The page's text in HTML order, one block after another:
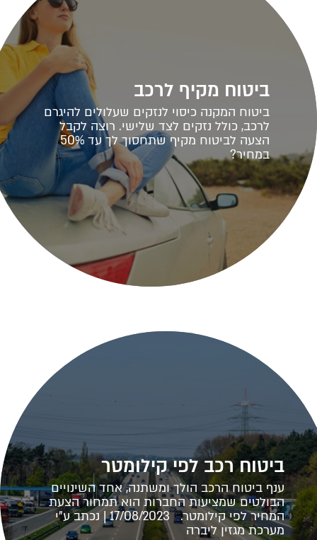
ביטוח מקיף לרכב
ביטוח המקנה כיסוי לנזקים שעלולים להיגרם
לרכב, כולל נזקים לצד שלישי. רוצה לקבל
הצעה לביטוח מקיף שתחסוך לך עד 50%
במחיר?
ביטוח רכב לפי קילומטר
ענף ביטוח הרכב הולך ומשתנה, אחד השינויים
הבולטים שמציעות החברות הוא תמחור הצעת
המחיר לפי קילומטר. 17/08/2023 | נכתב ע"י
מערכת מגזין ליברה